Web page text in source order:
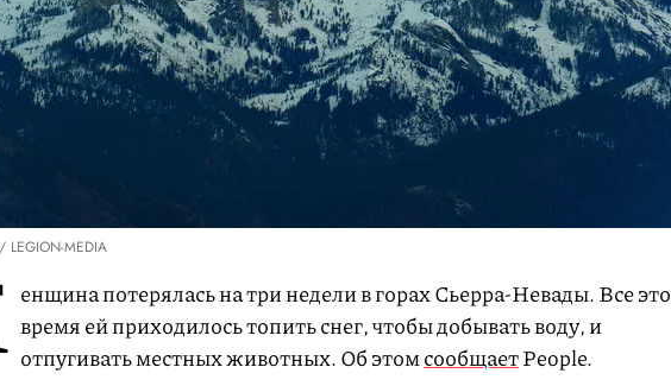
LEGION-MEDIA
енщина потерялась на три недели в горах Сьерра-Невады. Все это
время ей приходилось топить снег, чтобы добывать воду, и
отпугивать местных животных. Об этомсообщаетPeople.